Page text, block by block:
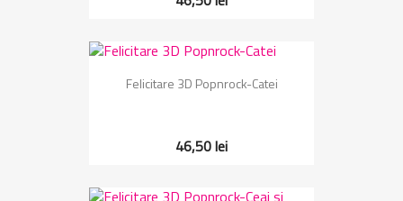
Felicitare 3D Popnrock-Catei
46,50 lei